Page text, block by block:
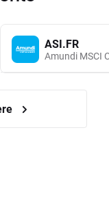
ASI.FR